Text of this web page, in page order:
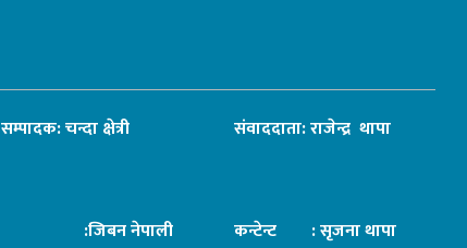
सम्पादक: चन्दा क्षेत्री संवाददाता: राजेन्द्र थापा
:जिबन नेपाली कन्टेन्ट : सृजना थापा